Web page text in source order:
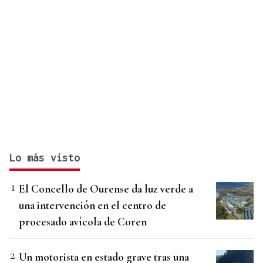
Lo más visto
El Concello de Ourense da luz verde a
una intervención en el centro de
procesado avícola de Coren
Un motorista en estado grave tras una